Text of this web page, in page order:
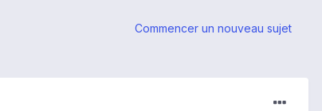
Commencer un nouveau sujet